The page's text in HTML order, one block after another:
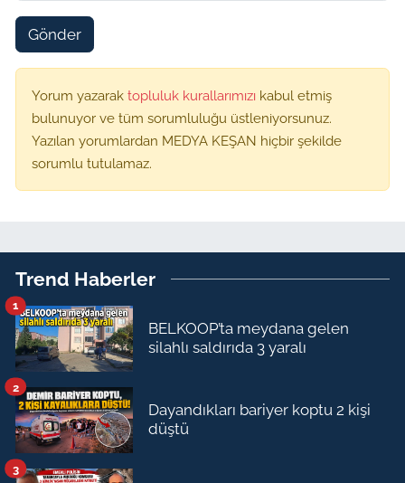
Gönder
Yorum yazarak topluluk kurallarımızı kabul etmiş
bulunuyor ve tüm sorumluluğu üstleniyorsunuz.
Yazılan yorumlardan MEDYA KEŞAN hiçbir şekilde
sorumlu tutulamaz.
Trend Haberler
BELKOOP’ta meydana gelen
silahlı saldırıda 3 yaralı
1
Dayandıkları bariyer koptu 2 kişi
düştü
2
3